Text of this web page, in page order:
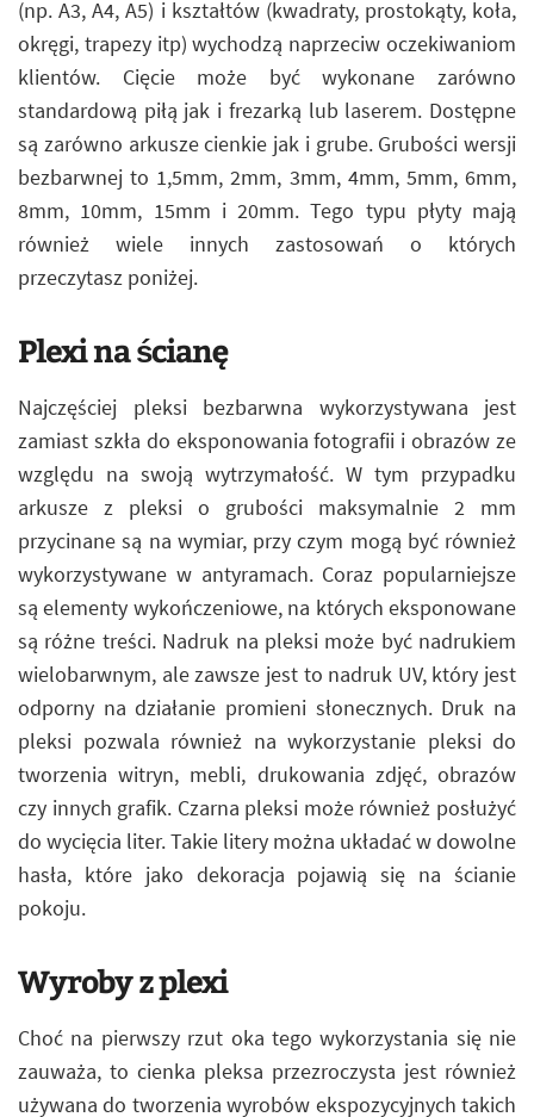
(np. A3, A4, A5) i kształtów (kwadraty, prostokąty, koła,
okręgi, trapezy itp) wychodzą naprzeciw oczekiwaniom
klientów. Cięcie może być wykonane zarówno
standardową piłą jak i frezarką lub laserem. Dostępne
są zarówno arkusze cienkie jak i grube. Grubości wersji
bezbarwnej to 1,5mm, 2mm, 3mm, 4mm, 5mm, 6mm,
8mm, 10mm, 15mm i 20mm. Tego typu płyty mają
również wiele innych zastosowań o których
przeczytasz poniżej.
Plexi na ścianę
Najczęściej pleksi bezbarwna wykorzystywana jest
zamiast szkła do eksponowania fotografii i obrazów ze
względu na swoją wytrzymałość. W tym przypadku
arkusze z pleksi o grubości maksymalnie 2 mm
przycinane są na wymiar, przy czym mogą być również
wykorzystywane w antyramach. Coraz popularniejsze
są elementy wykończeniowe, na których eksponowane
są różne treści. Nadruk na pleksi może być nadrukiem
wielobarwnym, ale zawsze jest to nadruk UV, który jest
odporny na działanie promieni słonecznych. Druk na
pleksi pozwala również na wykorzystanie pleksi do
tworzenia witryn, mebli, drukowania zdjęć, obrazów
czy innych grafik. Czarna pleksi może również posłużyć
do wycięcia liter. Takie litery można układać w dowolne
hasła, które jako dekoracja pojawią się na ścianie
pokoju.
Wyroby z plexi
Choć na pierwszy rzut oka tego wykorzystania się nie
zauważa, to cienka pleksa przezroczysta jest również
używana do tworzenia wyrobów ekspozycyjnych takich